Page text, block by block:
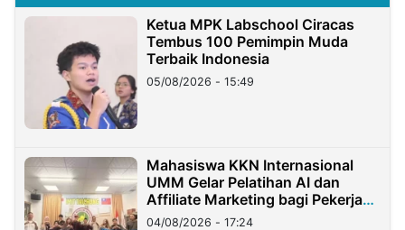
Ketua MPK Labschool Ciracas
Tembus 100 Pemimpin Muda
Terbaik Indonesia
05/08/2026 - 15:49
Mahasiswa KKN Internasional
UMM Gelar Pelatihan AI dan
Affiliate Marketing bagi Pekerja
Migran Indonesia di Taiwan
04/08/2026 - 17:24